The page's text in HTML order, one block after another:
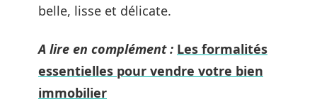
belle, lisse et délicate.
A lire en complément : Les formalités
essentielles pour vendre votre bien
immobilier